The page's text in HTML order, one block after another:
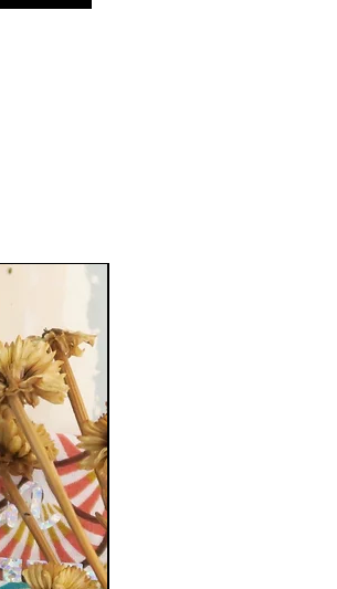
46 × 25 ×
est unique et
fait main,
100
l’été
de coton